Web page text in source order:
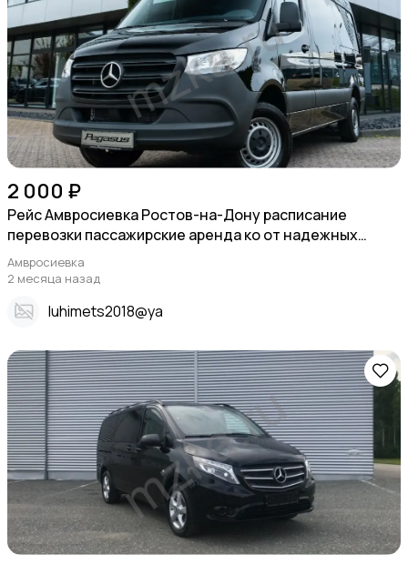
2 000 ₽
Рейс Амвросиевка Ростов-на-Дону расписание
перевозки пассажирские аренда ко от надежных
перевозчиков. без наценок и дополнительных
комиссий.
Амвросиевка
2 месяца назад
Iuhimets2018@ya